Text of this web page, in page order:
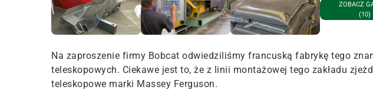
ZOBACZ
(10)
Na zaproszenie firmy Bobcat odwiedziliśmy francuską fabrykę tego
teleskopowych. Ciekawe jest to, że z linii montażowej tego zakładu
teleskopowe marki Massey Ferguson.